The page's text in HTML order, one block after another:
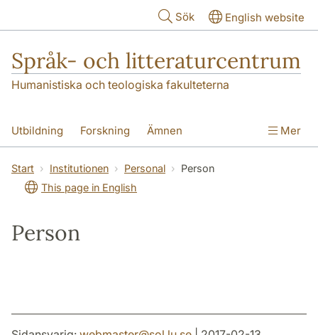
Sök English website
Språk- och litteraturcentrum
Humanistiska och teologiska fakulteterna
Utbildning Forskning Ämnen
SOL-husen Kontakt Institutionen
översättning till svenska
Mer
Start Institutionen Personal
Person
This page in English
Person